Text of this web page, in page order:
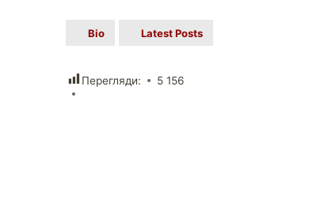
Bio Latest Posts
Перегляди: 5 156